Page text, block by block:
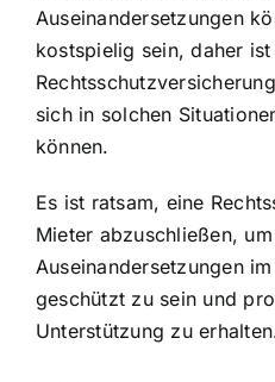
Auseinandersetzungen
kostspielig sein, daher
sich in solchen
können.
Es ist ratsam, eine
Mieter abzuschließen,
Auseinandersetzungen
geschützt zu sein und
Unterstützung zu